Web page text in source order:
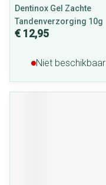
Dentinox Gel Zachte
Tandenverzorging 10g
€ 12,95
Niet beschikbaar